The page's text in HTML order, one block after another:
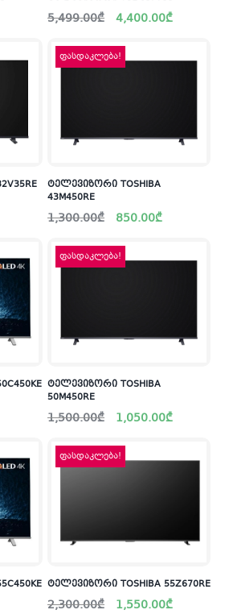
5,499.00₾
Original
price
5,499.00₾.
4,400.00₾
Current
price
4,400.00₾.
ფასდაკლება!
ტელევიზორი TOSHIBA
43M450RE
1,300.00₾
Original
price
1,300.00₾.
850.00₾
Current
price
850.00₾.
ფასდაკლება!
ტელევიზორი TOSHIBA
50M450RE
1,500.00₾
Original
price
1,500.00₾.
1,050.00₾
Current
price
1,050.00₾.
ფასდაკლება!
ტელევიზორი TOSHIBA 55Z670RE
2,300.00₾
Original 1,550.00₾
Current